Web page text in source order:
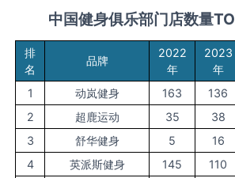
中国健身俱乐部门店数量
排
名
品牌
2022
年
2023
年
1
动岚健身 163 136
2
超鹿运动 35 38
3
舒华健身 5 16
4
英派斯健身 145 110